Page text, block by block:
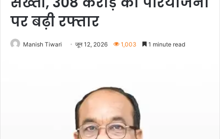
पर बढ़ी रफ्तार
Manish Tiwari जून 12, 2026 1,003 1 minute read